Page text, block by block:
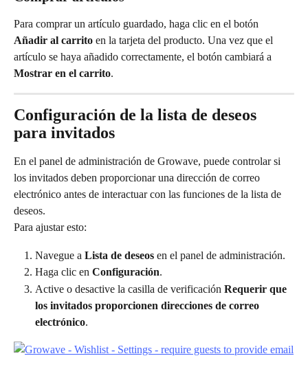
Para comprar un artículo guardado, haga clic en el botón
Añadir al carrito en la tarjeta del producto. Una vez que el
artículo se haya añadido correctamente, el botón cambiará a
Mostrar en el carrito.
Configuración de la lista de deseos
para invitados
En el panel de administración de Growave, puede controlar si
los invitados deben proporcionar una dirección de correo
electrónico antes de interactuar con las funciones de la lista de
deseos.
Para ajustar esto:
Navegue a Lista de deseos en el panel de administración.
Haga clic en Configuración.
Active o desactive la casilla de verificación Requerir que
los invitados proporcionen direcciones de correo
electrónico.